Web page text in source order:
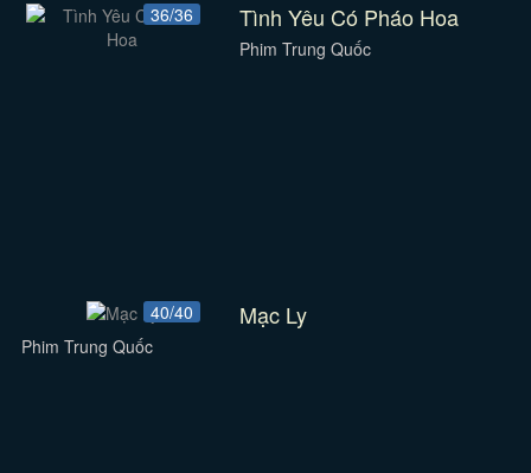
36/36 Tình Yêu Có Pháo Hoa
Phim Trung Quốc
40/40 Mạc Ly
Phim Trung Quốc